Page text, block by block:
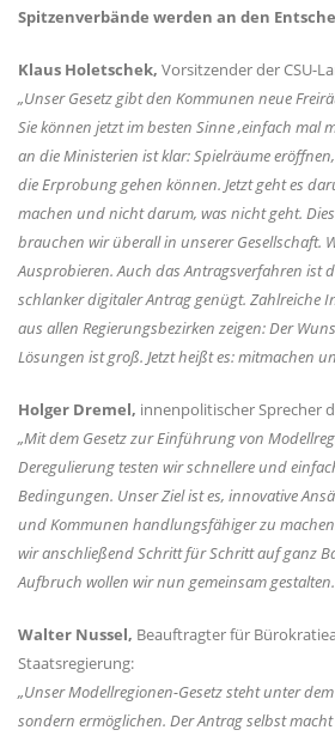
Spitzenverbände werden an den
Klaus Holetschek, Vorsitzender der CSU-
Unser Gesetz gibt den Kommunen neue
Sie können jetzt im besten Sinne ‚einfach mal
an die Ministerien ist klar: Spielräume
die Erprobung gehen können. Jetzt geht es
machen und nicht darum, was nicht geht.
brauchen wir überall in unserer Gesellschaft.
Ausprobieren. Auch das Antragsverfahren ist
schlanker digitaler Antrag genügt. Zahlreiche
aus allen Regierungsbezirken zeigen: Der
Lösungen ist groß. Jetzt heißt es: mitmachen
Holger Dremel, innenpolitischer Sprecher
Mit dem Gesetz zur Einführung von
Deregulierung testen wir schnellere und
Bedingungen. Unser Ziel ist es, innovative
und Kommunen handlungsfähiger zu
wir anschließend Schritt für Schritt auf ganz
Aufbruch wollen wir nun gemeinsam
Walter Nussel, Beauftragter für
Staatsregierung:
Unser Modellregionen-Gesetz steht unter
sondern ermöglichen. Der Antrag selbst